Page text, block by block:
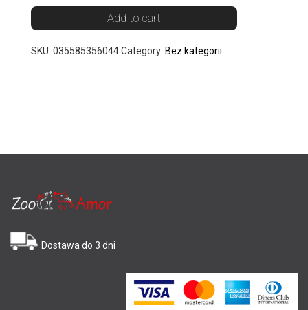
Add to cart
SKU: 035585356044Category: Bez kategorii
Dostawa do 3 dni